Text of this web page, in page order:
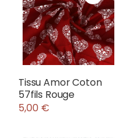
Tissu Amor Coton
57fils Rouge
5,00 €